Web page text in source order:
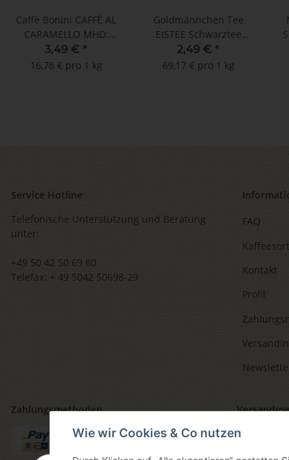
Wie wir Cookies & Co nutzen
Caffè Bonini CAFFÈ AL
CARAMELLO MHD:
30.04.2025 !! (16
Kaffeekapseln Dolce
3,49 € *
16,78 € pro 1 kg
Goldmännchen Tee
EISTEE Schwarztee
Zitronensorbet - MHD:
30.04.2025 ! (20
2,49 € *
69,17 € pro 1 kg
Service Hotline
Telefonische Unterstützung und Beratung
unter:
+49 50 42 50 69 80
Telefax: + 49 5042 50698-29
FAQ
Kontakt
Profil
Zahlungsmethoden